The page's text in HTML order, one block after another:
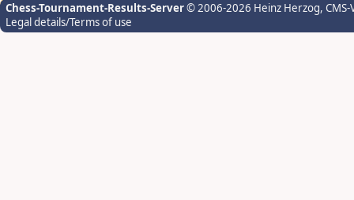
Chess-Tournament-Results-Server© 2006-2026 Heinz Herzog,
Legal details/Terms of use